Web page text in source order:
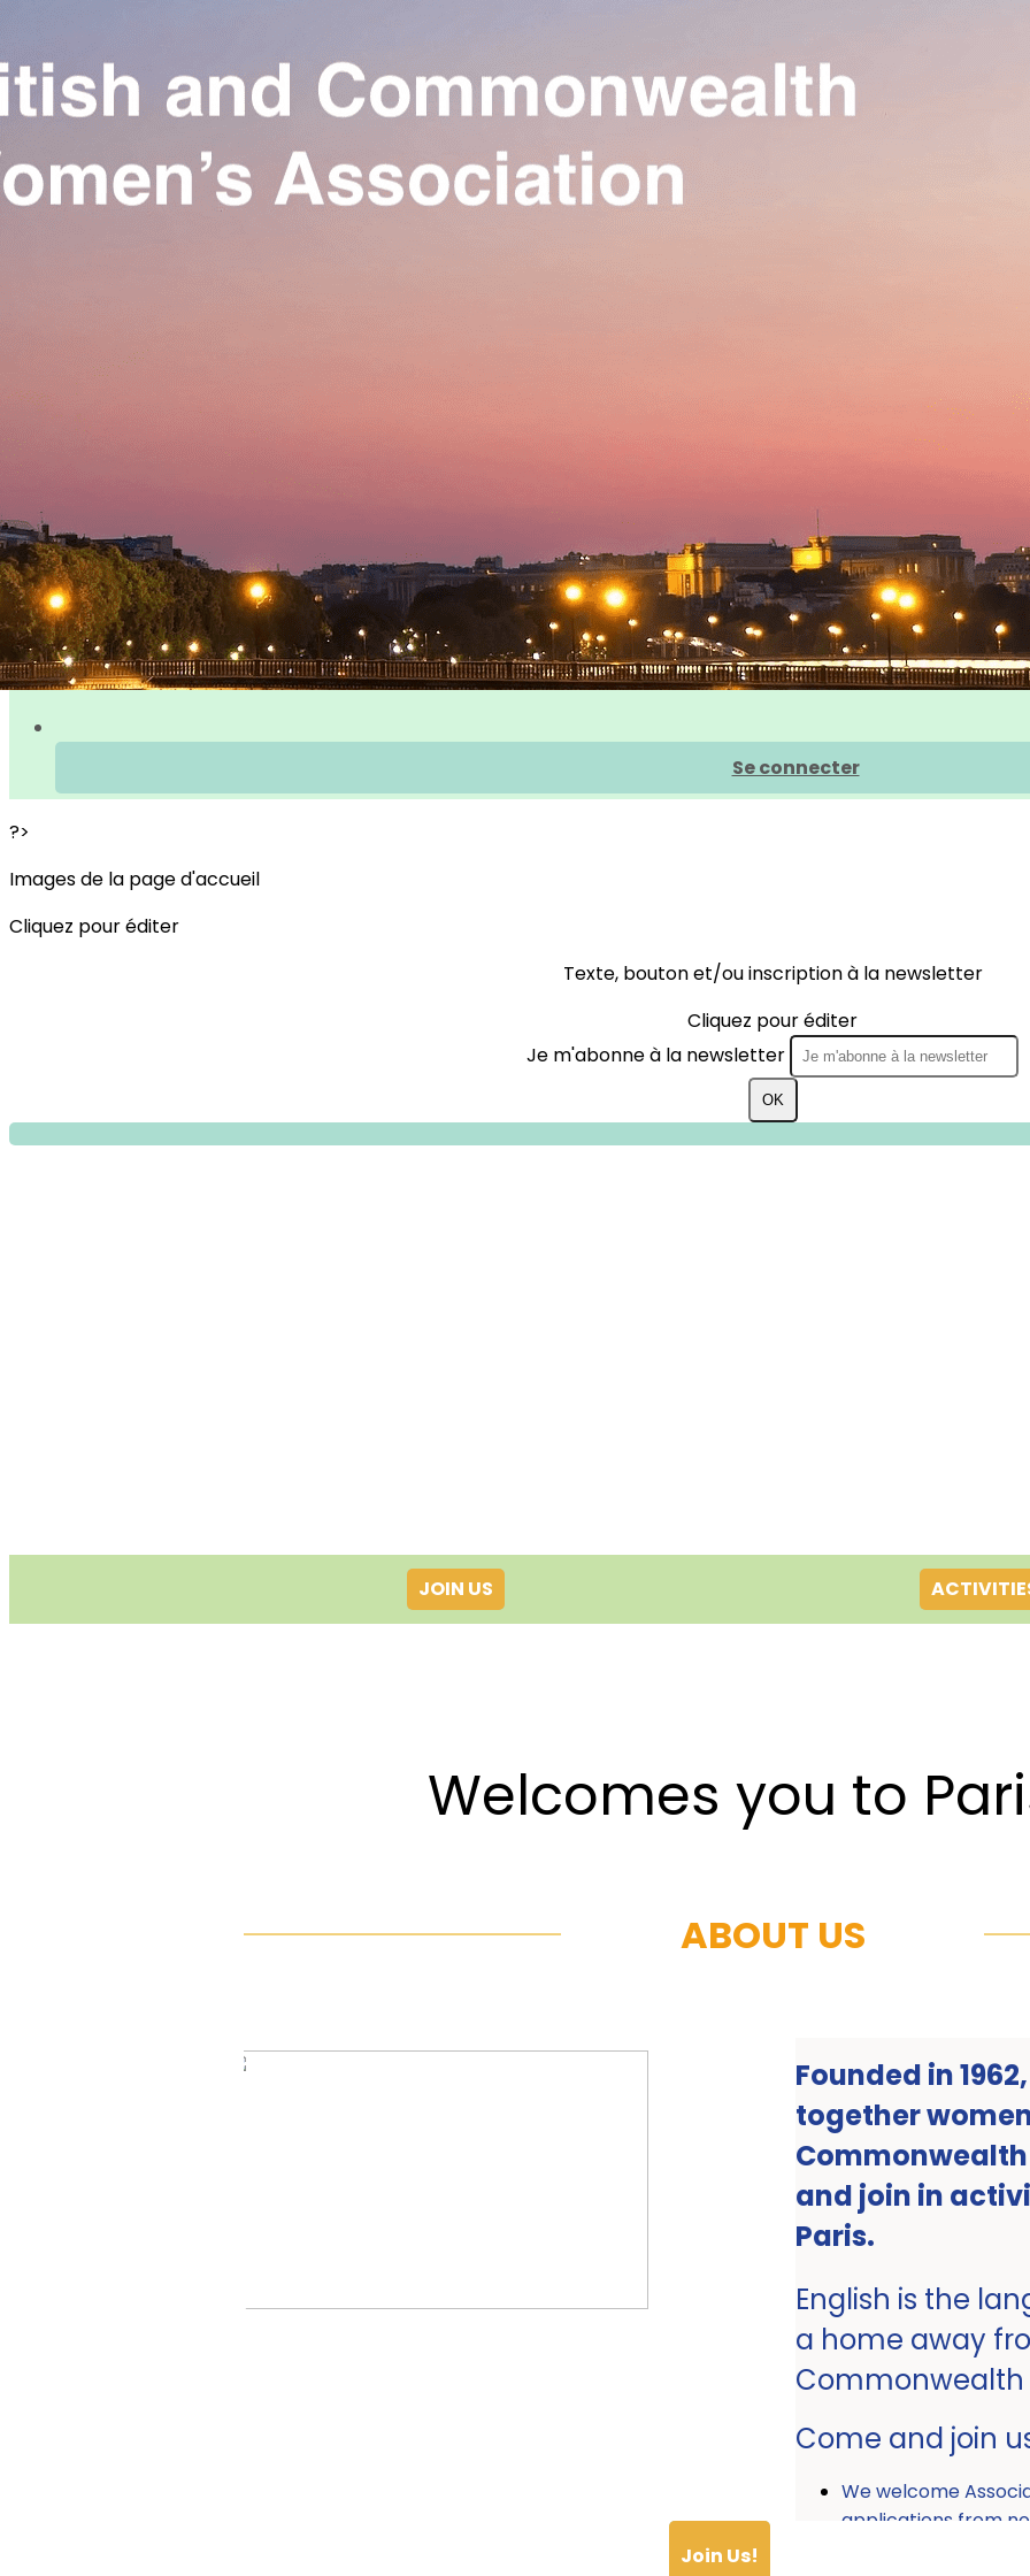
Exporter uniquement les colonnes affichées
Ajoutez un logo, un bouton, des réseaux sociaux
Se connecter
?>
Images de la page d'accueil
Cliquez pour éditer
Texte, bouton et/ou inscription à la newsletter
Cliquez pour éditer
Je m'abonne à la newsletter
OK
JOIN US
Welcomes you to
ABOUT US
Founded in
together
and join in
Paris.
English is the
a home away
Come and join
We welcome
applications from
Join Us!